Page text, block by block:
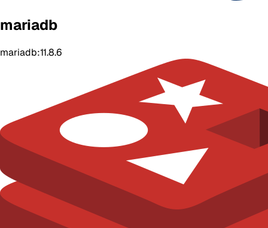
mariadb
mariadb:11.8.6